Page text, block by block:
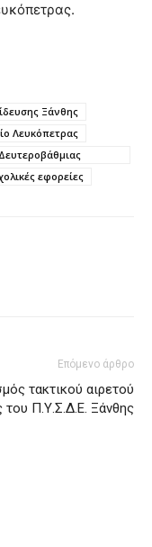
Ξάνθης
Λευκόπετρας
εφορείες
Επόμενο άρθρο
τακτικού αιρετού
του Π.Υ.Σ.Δ.Ε. Ξάνθης